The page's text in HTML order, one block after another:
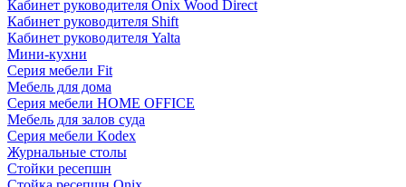
Кабинет руководителя Onix Wood Direct
Кабинет руководителя Shift
Кабинет руководителя Yalta
Мини-кухни
Серия мебели Fit
Мебель для дома
Серия мебели HOME OFFICE
Мебель для залов суда
Серия мебели Kodex
Журнальные столы
Стойки ресепшн